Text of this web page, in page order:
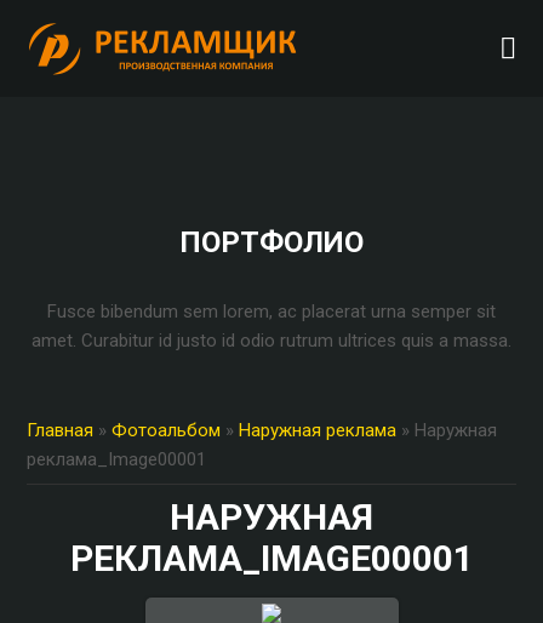
ПОРТФОЛИО
Fusce bibendum sem lorem, ac placerat urna semper sit
amet. Curabitur id justo id odio rutrum ultrices quis a massa.
Главная »Фотоальбом »Наружная реклама » Наружная
реклама_Image00001
НАРУЖНАЯ
РЕКЛАМА_IMAGE00001